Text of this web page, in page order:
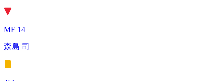
MF 14
森島 司